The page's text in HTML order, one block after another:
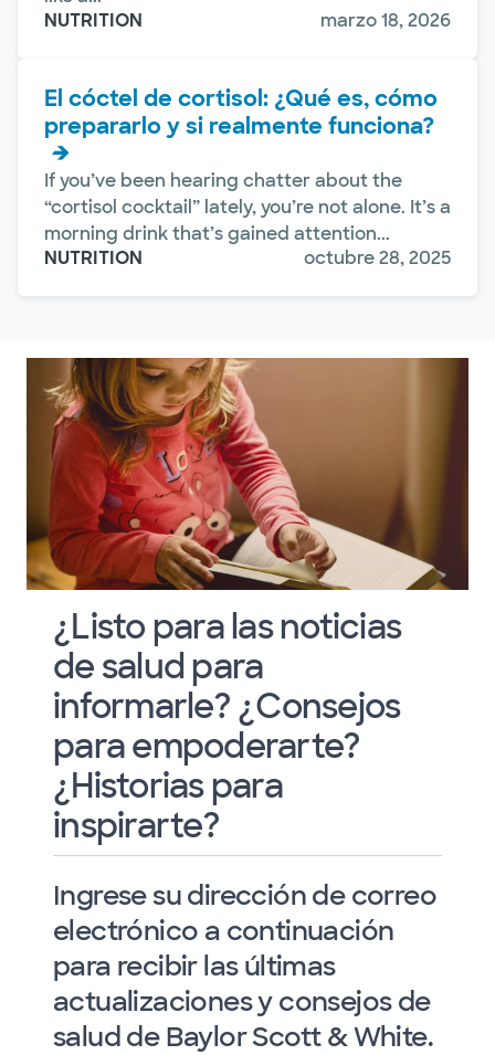
NUTRITION
marzo 18, 2026
El cóctel de cortisol: ¿Qué es, cómo
prepararlo y si realmente funciona?
If you’ve been hearing chatter about the
“cortisol cocktail” lately, you’re not alone. It’s a
morning drink that’s gained attention...
NUTRITION
octubre 28, 2025
¿Listo para las noticias
de salud para
informarle? ¿Consejos
para empoderarte?
¿Historias para
inspirarte?
Ingrese su dirección de correo
electrónico a continuación
para recibir las últimas
actualizaciones y consejos de
salud de Baylor Scott & White.